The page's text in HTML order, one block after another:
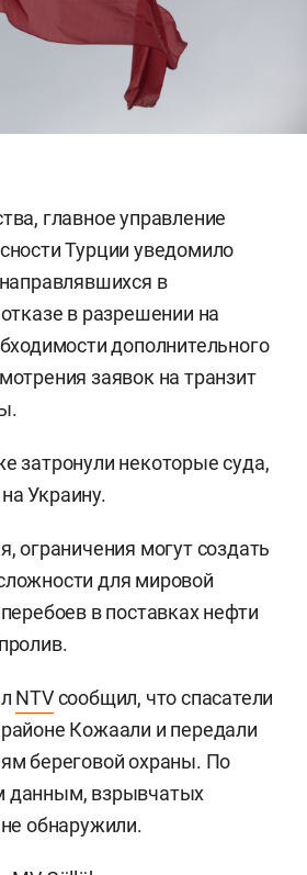
главное управление
Турции уведомило
в
в разрешении на
дополнительного
заявок на транзит
затронули некоторые суда,
Украину.
ограничения могут создать
для мировой
в поставках нефти
NTVсообщил, что спасатели
Кожаали и передали
береговой охраны. По
данным, взрывчатых
обнаружили.